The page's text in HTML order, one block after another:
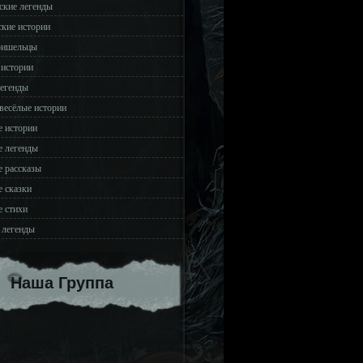
легенды
истории
истории
легенды
стихи
Наша Группа